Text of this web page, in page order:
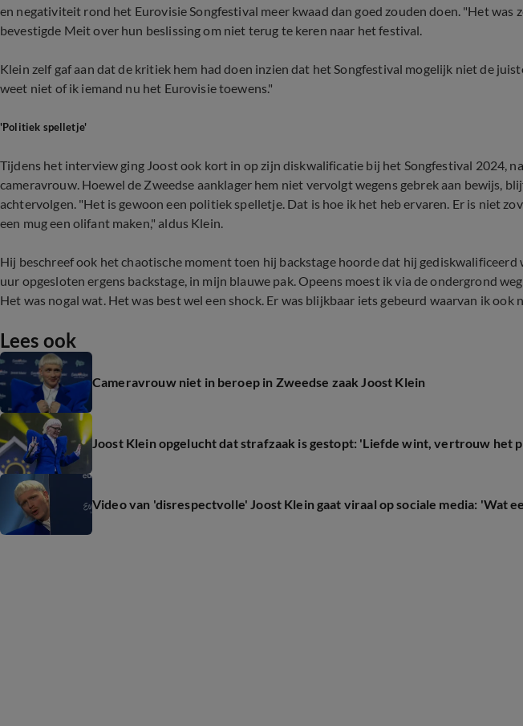
en negativiteit rond het Eurovisie Songfestival meer kwaad dan goed zouden doen. "Het was
bevestigde Meit over hun beslissing om niet terug te keren naar het festival.
Klein zelf gaf aan dat de kritiek hem had doen inzien dat het Songfestival mogelijk niet de
weet niet of ik iemand nu het Eurovisie toewens."
'Politiek spelletje'
Tijdens het interview ging Joost ook kort in op zijn diskwalificatie bij het Songfestival 2024,
cameravrouw. Hoewel de Zweedse aanklager hem niet vervolgt wegens gebrek aan bewijs,
achtervolgen. "Het is gewoon een politiek spelletje. Dat is hoe ik het heb ervaren. Er is niet
een mug een olifant maken," aldus Klein.
Hij beschreef ook het chaotische moment toen hij backstage hoorde dat hij gediskwalificeerd
uur opgesloten ergens backstage, in mijn blauwe pak. Opeens moest ik via de ondergrond
Het was nogal wat. Het was best wel een shock. Er was blijkbaar iets gebeurd waarvan ik ook
Lees ook
Cameravrouw niet in beroep in Zweedse zaak Joost Klein
Joost Klein opgelucht dat strafzaak is gestopt: 'Liefde wint, vertrouw het
Video van 'disrespectvolle' Joost Klein gaat viraal op sociale media: 'Wat